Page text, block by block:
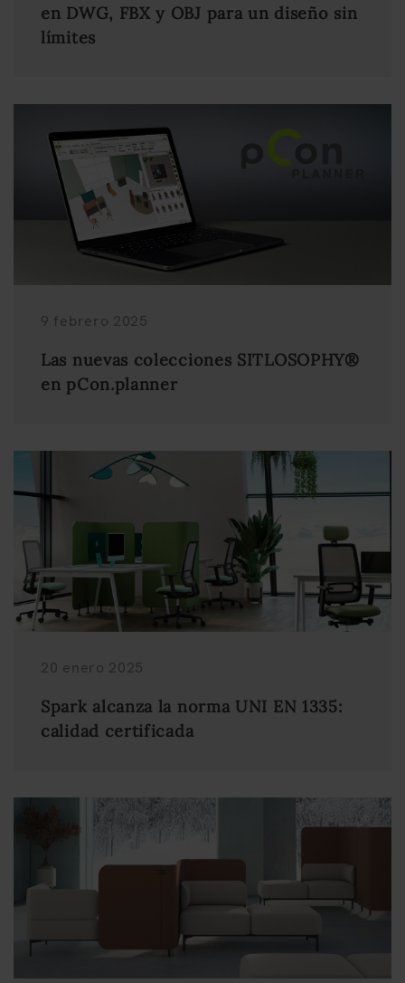
en DWG, FBX y OBJ para un diseño sin
límites
9 febrero 2025
Las nuevas colecciones SITLOSOPHY®
en pCon.planner
20 enero 2025
Spark alcanza la norma UNI EN 1335:
calidad certificada